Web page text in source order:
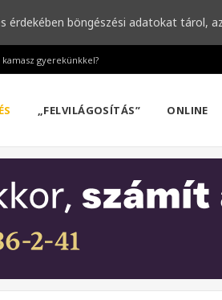
gyerekünkkel?
„FELVILÁGOSÍTÁS” ONLINE
érdekében böngészési adatokat tárol,